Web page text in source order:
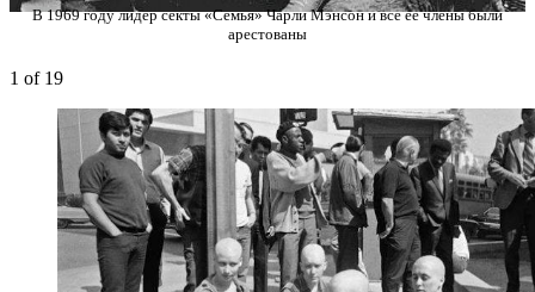
В 1969 году лидер секты «Семья» Чарли Мэнсон и все ее члены были
арестованы
1 of 19